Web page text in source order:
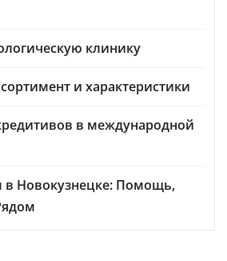
клинику
и характеристики
в международной
в Новокузнецке: Помощь,